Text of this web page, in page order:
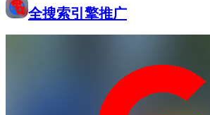
全搜索引擎推广